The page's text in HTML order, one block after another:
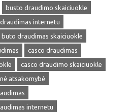
busto draudimo skaiciuokle
internetu
buto draudimas skaiciuokle
casco draudimas
casco draudimo skaiciuokle
atsakomybė
internetu